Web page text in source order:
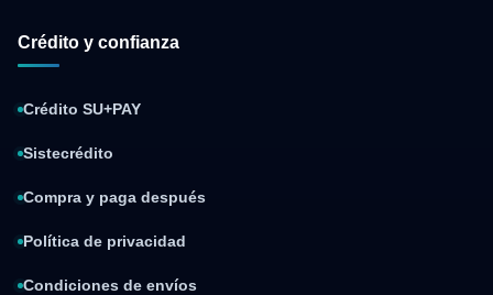
Crédito y confianza
Crédito SU+PAY
Sistecrédito
Compra y paga después
Política de privacidad
Condiciones de envíos